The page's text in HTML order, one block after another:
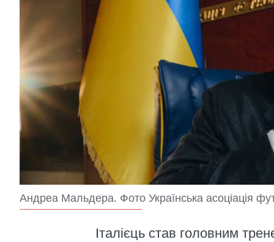
Андреа Мальдера. Фото Українська асоціація
Італієць став головним